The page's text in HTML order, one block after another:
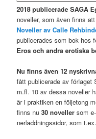
2018 publicerade SAGA
noveller, som även finns
Noveller av Calle
publicerades som bok hos
Eros och andra erotiska
Nu finns även 12
fått publicerade av förlaget
m.fl. 10 av dessa noveller
är i praktiken en följetong
finns nu30 noveller som
nerladdningssidor, som